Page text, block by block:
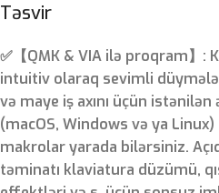
Təsvir
✅【QMK & VIA ilə proqram】:
intuitiv olaraq sevimli
və maye iş axını üçün
(macOS, Windows və ya
makrolar yarada bilərsiniz.
təminatı klaviatura düzümü,